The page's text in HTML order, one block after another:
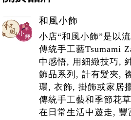
和風小飾
小店“和風小飾”是以
傳統手工藝Tsumami
中感悟, 用細緻技巧,
飾品系列, 計有髮夾,
環, 衣飾, 掛飾或家居
傳統手工藝和季節花
在日常生活中遊走, 豐